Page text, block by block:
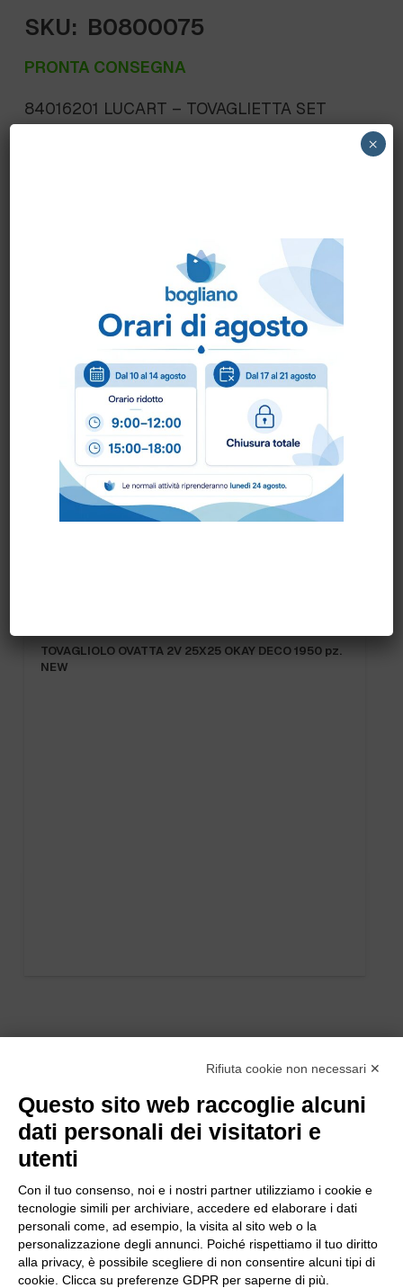
SKU: B0800075
PRONTA CONSEGNA
84016201 LUCART – TOVAGLIETTA SET
Come ordinare?
Puoi ordinare chiamando al 0172 478161oppure
scrivendo una mail ainfo@bogliano.it.
Per ogni informazione siamo a disposizione.
TOVAGLIOLO OVATTA 2V 25X25 OKAY DECO 1950 pz.
NEW
×
Rifiuta cookie non necessari ✕
Questo sito web raccoglie alcuni
dati personali dei visitatori e
utenti
Con il tuo consenso, noi e i nostri partner utilizziamo i cookie e
tecnologie simili per archiviare, accedere ed elaborare i dati
personali come, ad esempio, la visita al sito web o la
personalizzazione degli annunci. Poiché rispettiamo il tuo diritto
alla privacy, è possibile scegliere di non consentire alcuni tipi di
cookie. Clicca su preferenze GDPR per saperne di più.